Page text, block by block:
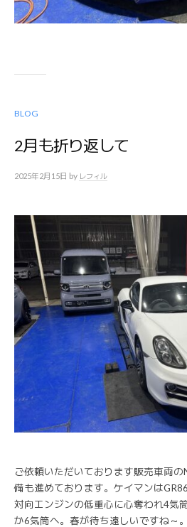
BLOG
2月も折り返して
2025年2月15日 by レフィル
ご依頼いただいております販売車両
備も進めております。ケイマンは
対向エンジンの低重心に心奪われ4気
か6気筒へ。春が待ち遠しいですね～